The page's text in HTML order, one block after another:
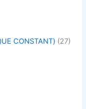
CONSTANT) (27)